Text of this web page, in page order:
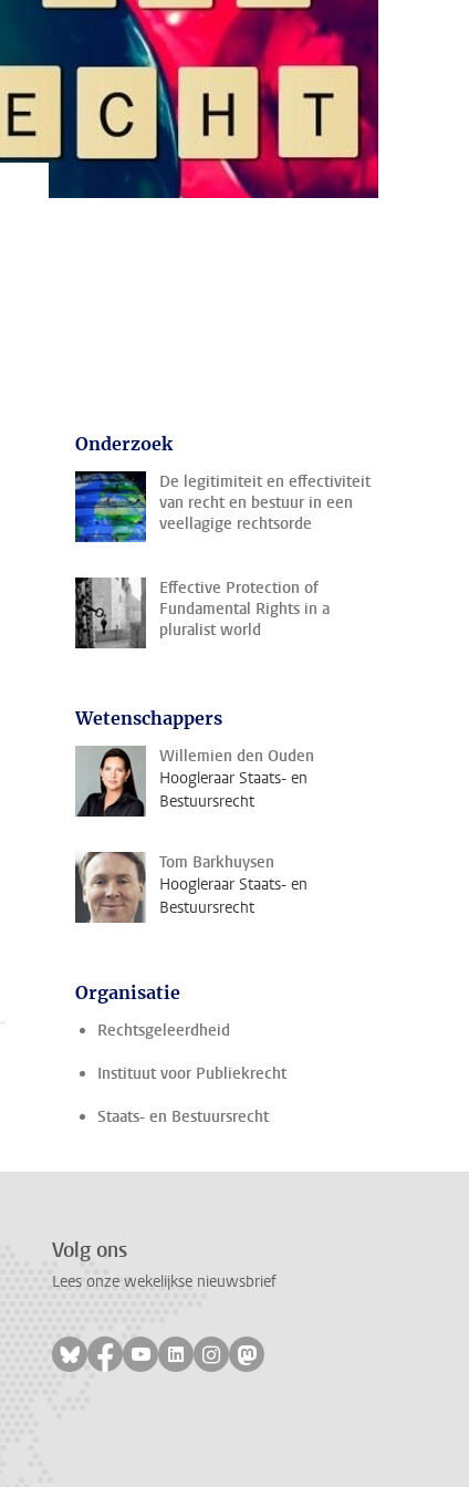
Onderzoek
De legitimiteit en effectiviteit
van recht en bestuur in een
veellagige rechtsorde
Effective Protection of
Fundamental Rights in a
pluralist world
Wetenschappers
Willemien den Ouden
Hoogleraar Staats- en
Bestuursrecht
Tom Barkhuysen
Hoogleraar Staats- en
Bestuursrecht
Organisatie
Rechtsgeleerdheid
Instituut voor Publiekrecht
Staats- en Bestuursrecht
Volg ons
Lees onze wekelijkse nieuwsbrief
Volg ons op bluesky
Volg ons op facebook
Volg ons op youtube
Volg ons op linkedin
Volg ons op instagram
Volg ons op mastodon